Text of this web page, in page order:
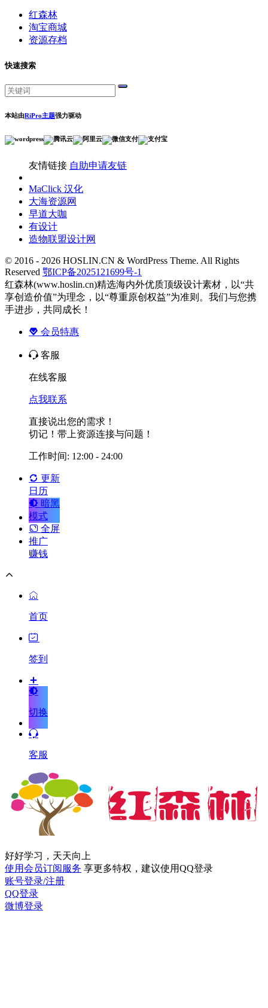
红森林
淘宝商城
资源存档
快速搜索
本站由RiPro主题强力驱动
友情链接 自助申请友链
MaClick 汉化
大海资源网
早道大咖
有设计
造物联盟设计网
© 2016 - 2026 HOSLIN.CN & WordPress Theme. All Rights
Reserved 鄂ICP备2025121699号-1
红森林(www.hoslin.cn)精选海内外优质顶级设计素材，以“共
享创造价值”为理念，以“尊重原创权益”为准则。我们与您携
手进步，共同成长！
会员特惠
客服
在线客服
点我联系
直接说出您的需求！
切记！带上资源连接与问题！
工作时间: 12:00 - 24:00
更新
日历
暗黑
模式
全屏
推广
赚钱
首页
签到
切换
客服
好好学习，天天向上
使用会员订阅服务 享更多特权，建议使用QQ登录
账号登录/注册
QQ登录
微博登录